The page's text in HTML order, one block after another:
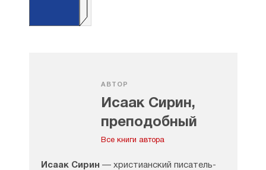
АВТОР
Исаак Сирин,
преподобный
Все книги автора
Исаак Сирин — христианский писатель-